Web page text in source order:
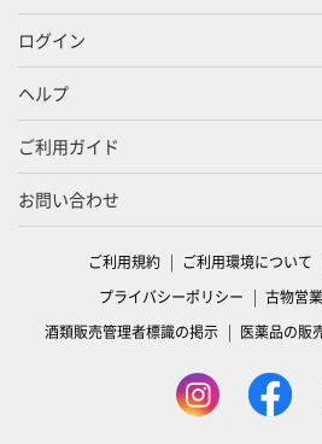
ログイン
ヘルプ
ご利用ガイド
お問い合わせ
ご利用規約 ご利用環境について
プライバシーポリシー
古物営
酒類販売管理者標識の掲示
医薬品の販